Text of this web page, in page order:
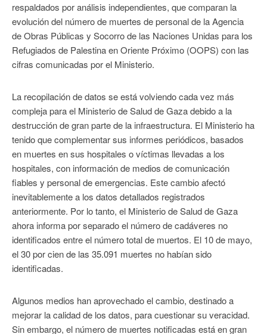
respaldados por análisis independientes, que comparan la
evolución del número de muertes de personal de la Agencia
de Obras Públicas y Socorro de las Naciones Unidas para los
Refugiados de Palestina en Oriente Próximo (OOPS) con las
cifras comunicadas por el Ministerio.
La recopilación de datos se está volviendo cada vez más
compleja para el Ministerio de Salud de Gaza debido a la
destrucción de gran parte de la infraestructura. El Ministerio ha
tenido que complementar sus informes periódicos, basados ​​
en muertes en sus hospitales o víctimas llevadas a los
hospitales, con información de medios de comunicación
fiables y personal de emergencias. Este cambio afectó
inevitablemente a los datos detallados registrados
anteriormente. Por lo tanto, el Ministerio de Salud de Gaza
ahora informa por separado el número de cadáveres no
identificados entre el número total de muertos. El 10 de mayo,
el 30 por cien de las 35.091 muertes no habían sido
identificadas.
Algunos medios han aprovechado el cambio, destinado a
mejorar la calidad de los datos, para cuestionar su veracidad.
Sin embargo, el número de muertes notificadas está en gran